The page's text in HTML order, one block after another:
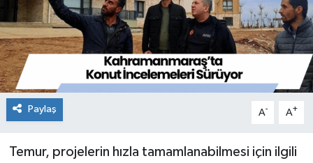
Paylaş A- A+
Temur, projelerin hızla tamamlanabilmesi için ilgili